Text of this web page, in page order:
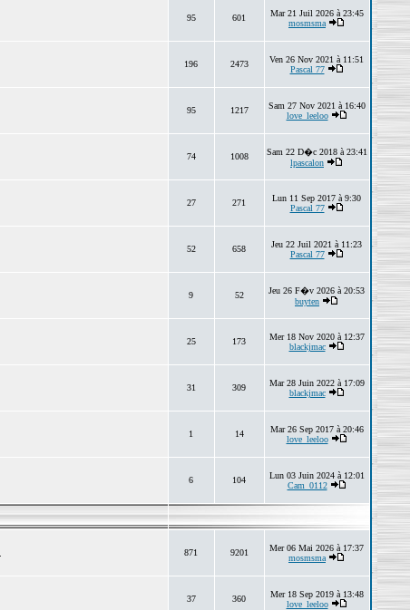
95 601
Mar 21 Juil 2026 à 23:45
mosmsma
196 2473
Ven 26 Nov 2021 à 11:51
Pascal 77
95 1217
Sam 27 Nov 2021 à 16:40
love_leeloo
74 1008
Sam 22 D�c 2018 à 23:41
lpascalon
27 271
Lun 11 Sep 2017 à 9:30
Pascal 77
52 658
Jeu 22 Juil 2021 à 11:23
Pascal 77
9 52
Jeu 26 F�v 2026 à 20:53
buyten
25 173
Mer 18 Nov 2020 à 12:37
blackjmac
31 309
Mar 28 Juin 2022 à 17:09
blackjmac
1 14
Mar 26 Sep 2017 à 20:46
love_leeloo
6 104
Lun 03 Juin 2024 à 12:01
Cam_0112
871 9201
Mer 06 Mai 2026 à 17:37
mosmsma
37 360
Mer 18 Sep 2019 à 13:48
love_leeloo